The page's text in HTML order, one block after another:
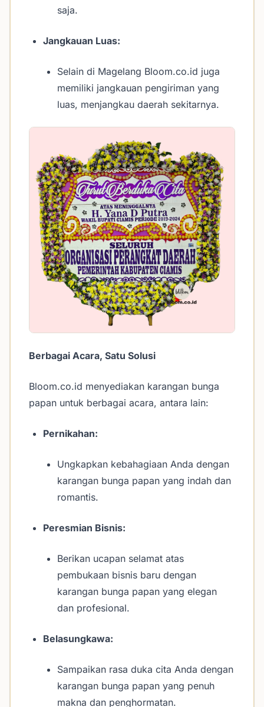
saja.
Jangkauan Luas:
Selain di Magelang Bloom.co.id juga
memiliki jangkauan pengiriman yang
luas, menjangkau daerah sekitarnya.
Berbagai Acara, Satu Solusi
Bloom.co.id menyediakan karangan bunga
papan untuk berbagai acara, antara lain:
Pernikahan:
Ungkapkan kebahagiaan Anda dengan
karangan bunga papan yang indah dan
romantis.
Peresmian Bisnis:
Berikan ucapan selamat atas
pembukaan bisnis baru dengan
karangan bunga papan yang elegan
dan profesional.
Belasungkawa:
Sampaikan rasa duka cita Anda dengan
karangan bunga papan yang penuh
makna dan penghormatan.